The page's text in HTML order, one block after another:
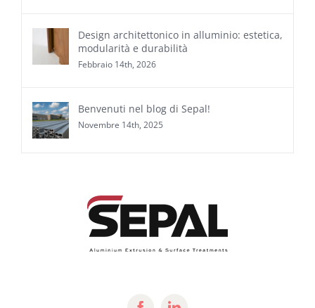
Design architettonico in alluminio: estetica,
modularità e durabilità
Febbraio 14th, 2026
Benvenuti nel blog di Sepal!
Novembre 14th, 2025